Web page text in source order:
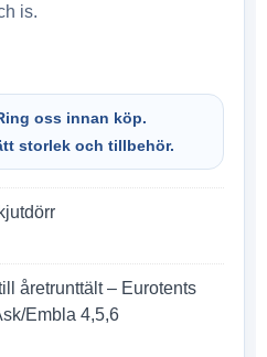
is.
oss innan köp.
storlek och tillbehör.
åretrunttält – Eurotents
Embla 4,5,6